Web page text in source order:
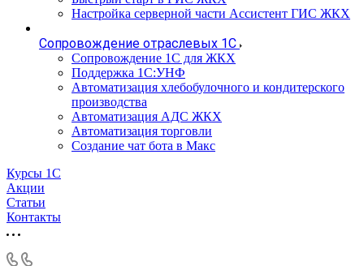
Настройка серверной части Ассистент ГИС ЖКХ
Сопровождение отраслевых 1С
Сопровождение 1С для ЖКХ
Поддержка 1С:УНФ
Автоматизация хлебобулочного и кондитерского
производства
Автоматизация АДС ЖКХ
Автоматизация торговли
Создание чат бота в Макс
Курсы 1С
Акции
Статьи
Контакты